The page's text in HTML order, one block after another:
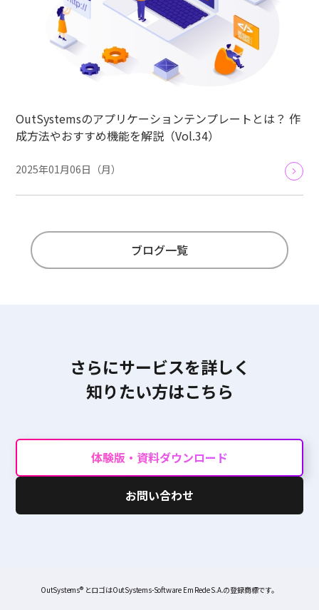
OutSystemsのアプリケーションテンプレートとは？ 作
成方法やおすすめ機能を解説（Vol.34）
2025年01月06日（月）
ブログ一覧
さらにサービスを詳しく
知りたい方はこちら
体験版・資料ダウンロード
お問い合わせ
OutSystems® とロゴはOutSystems-Software Em Rede S.A.の登録商標です。